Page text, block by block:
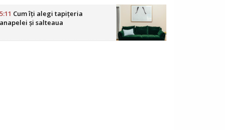
Cum îți alegi tapițeria
și salteaua